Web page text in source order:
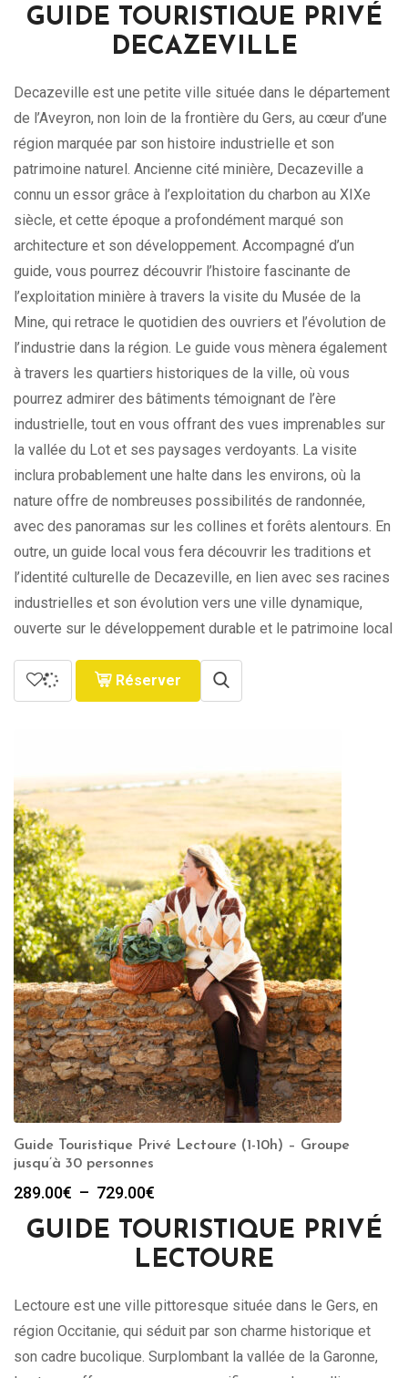
prix :
289.00€
729.00€
GUIDE TOURISTIQUE PRIVÉ
DECAZEVILLE
Decazeville est une petite ville située dans le département
de l’Aveyron, non loin de la frontière du Gers, au cœur d’une
région marquée par son histoire industrielle et son
patrimoine naturel. Ancienne cité minière, Decazeville a
connu un essor grâce à l’exploitation du charbon au XIXe
siècle, et cette époque a profondément marqué son
architecture et son développement. Accompagné d’un
guide, vous pourrez découvrir l’histoire fascinante de
l’exploitation minière à travers la visite du Musée de la
Mine, qui retrace le quotidien des ouvriers et l’évolution de
l’industrie dans la région. Le guide vous mènera également
à travers les quartiers historiques de la ville, où vous
pourrez admirer des bâtiments témoignant de l’ère
industrielle, tout en vous offrant des vues imprenables sur
la vallée du Lot et ses paysages verdoyants. La visite
inclura probablement une halte dans les environs, où la
nature offre de nombreuses possibilités de randonnée,
avec des panoramas sur les collines et forêts alentours. En
outre, un guide local vous fera découvrir les traditions et
l’identité culturelle de Decazeville, en lien avec ses racines
industrielles et son évolution vers une ville dynamique,
ouverte sur le développement durable et le patrimoine local
Réserver
Guide Touristique Privé Lectoure (1-10h) – Groupe
jusqu’à 30 personnes
289.00€ – 729.00€
prix :
289.00€
729.00€
GUIDE TOURISTIQUE PRIVÉ
LECTOURE
Lectoure est une ville pittoresque située dans le Gers, en
région Occitanie, qui séduit par son charme historique et
son cadre bucolique. Surplombant la vallée de la Garonne,